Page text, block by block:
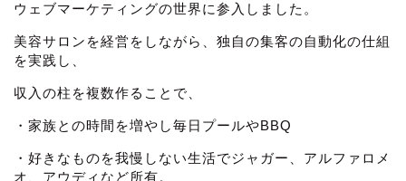
ウェブマーケティングの世界に参入しました。
美容サロンを経営をしながら、独自の集客の自動化の仕組
を実践し、
収入の柱を複数作ることで、
・家族との時間を増やし毎日プールやBBQ
・好きなものを我慢しない生活でジャガー、アルファロメ
オ、アウディなど所有。